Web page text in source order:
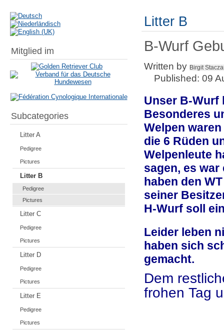
Mitglied im
Subcategories
Litter A
Pedigree
Pictures
Litter B
Pedigree
Pictures
Litter C
Pedigree
Pictures
Litter D
Pedigree
Pictures
Litter E
Pedigree
Pictures
Litter B
B-Wurf
Written by Birgit
Published: 09
Unser B-Wurf
Besonderes
Welpen
die 6 Rüden
Welpenleute
sagen, es
haben den
seiner
H-Wurf soll
Leider leben
haben sich
gemacht.
Dem
frohen Tag